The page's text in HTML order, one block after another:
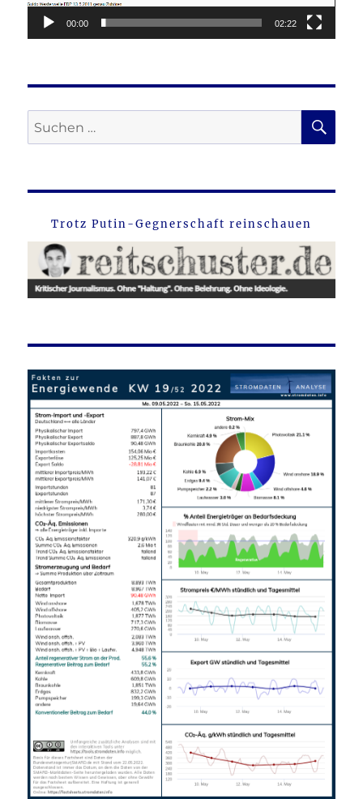
00:00 02:22
Suche
nach:
Trotz Putin-Gegnerschaft reinschauen